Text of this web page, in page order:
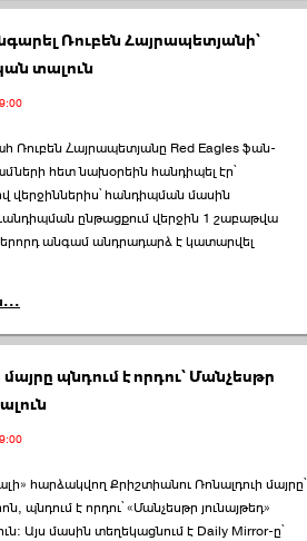
Ռուբեն Հայրապետյանի՝
տալուն
Ռուբեն Հայրապետյանը Red Eagles ֆան-
հետ նախօրեին հանդիպել էր՝
վերջիններիս՝ հանդիպման մասին
ընթացքում վերջին 1 շաբաթվա
անգամ անդրադարձ է կատարվել
պնդում է որդու՝ Մանչեսթր
հարձակվող Քրիշտիանու Ռոնալդուի մայրը՝
պնդում է որդու՝ «Մանչեսթր յունայթեդ»
Այս մասին տեղեկացնում է Daily Mirror-ը՝